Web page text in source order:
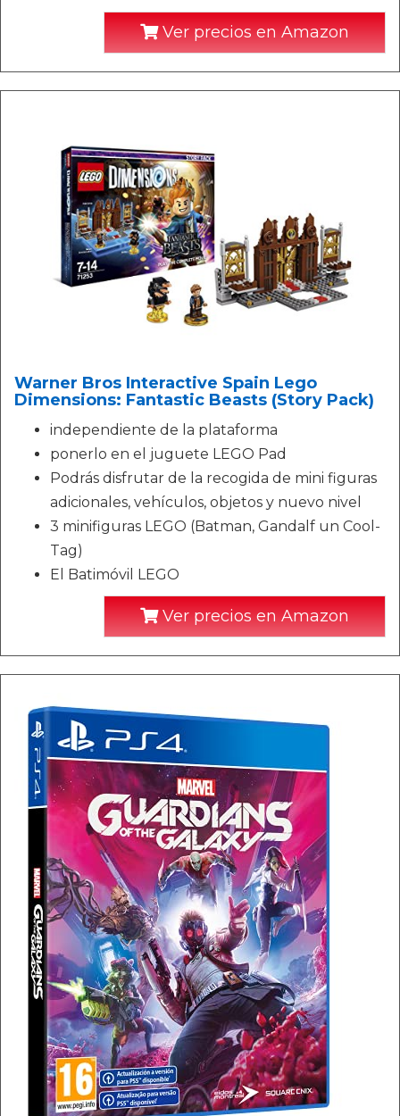
Ver precios en Amazon
Warner Bros Interactive Spain Lego
Dimensions: Fantastic Beasts (Story Pack)
independiente de la plataforma
ponerlo en el juguete LEGO Pad
Podrás disfrutar de la recogida de mini figuras
adicionales, vehículos, objetos y nuevo nivel
3 minifiguras LEGO (Batman, Gandalf un Cool-
Tag)
El Batimóvil LEGO
Ver precios en Amazon